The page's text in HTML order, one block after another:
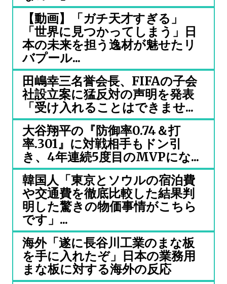
【動画】「ガチ天才すぎる」
「世界に見つかってしまう」日
本の未来を担う逸材が魅せたリ
バプール...
田嶋幸三名誉会長、FIFAの子会
社設立案に猛反対の声明を発表
「受け入れることはできませ...
大谷翔平の『防御率0.74＆打
率.301』に対戦相手もドン引
き、4年連続5度目のMVPにな...
韓国人「東京とソウルの宿泊費
や交通費を徹底比較した結果判
明した驚きの物価事情がこちら
です」...
海外「遂に長谷川工業のまな板
を手に入れたぞ」日本の業務用
まな板に対する海外の反応